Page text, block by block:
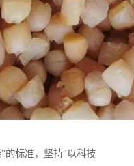
的标准，坚持“以科技